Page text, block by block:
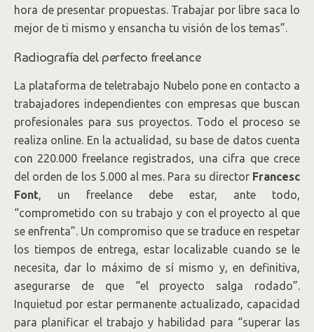
hora de presentar propuestas. Trabajar por libre saca lo
mejor de ti mismo y ensancha tu visión de los temas”.
Radiografía del perfecto freelance
La plataforma de teletrabajo Nubelo pone en contacto a
trabajadores independientes con empresas que buscan
profesionales para sus proyectos. Todo el proceso se
realiza online. En la actualidad, su base de datos cuenta
con 220.000 freelance registrados, una cifra que crece
del orden de los 5.000 al mes. Para su director Francesc
Font, un freelance debe estar, ante todo,
“comprometido con su trabajo y con el proyecto al que
se enfrenta”. Un compromiso que se traduce en respetar
los tiempos de entrega, estar localizable cuando se le
necesita, dar lo máximo de sí mismo y, en definitiva,
asegurarse de que “el proyecto salga rodado”.
Inquietud por estar permanente actualizado, capacidad
para planificar el trabajo y habilidad para “superar las